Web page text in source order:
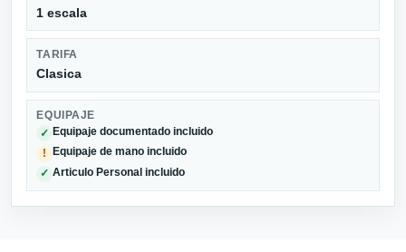
1 escala
TARIFA
Clasica
EQUIPAJE
✓ Equipaje documentado incluido
! Equipaje de mano incluido
✓ Articulo Personal incluido